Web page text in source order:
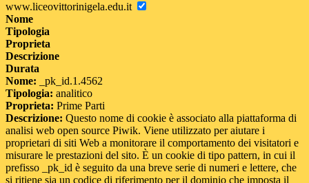
www.liceovittorinigela.edu.it
Nome
Tipologia
Proprieta
Descrizione
Durata
Nome: _pk_id.1.4562
Tipologia: analitico
Proprieta: Prime Parti
Descrizione: Questo nome di cookie è associato alla piattaforma di
analisi web open source Piwik. Viene utilizzato per aiutare i
proprietari di siti Web a monitorare il comportamento dei visitatori e
misurare le prestazioni del sito. È un cookie di tipo pattern, in cui il
prefisso _pk_id è seguito da una breve serie di numeri e lettere, che
si ritiene sia un codice di riferimento per il dominio che imposta il